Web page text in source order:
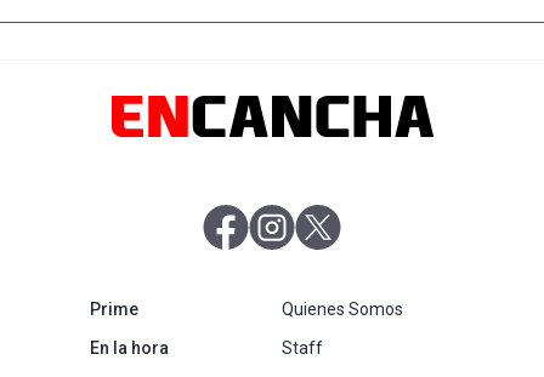
abre en nueva pestaña
abre en nueva pestaña
Primeabre en nueva pestaña
En la horaabre en nueva pestaña
Quienes Somos
Staff